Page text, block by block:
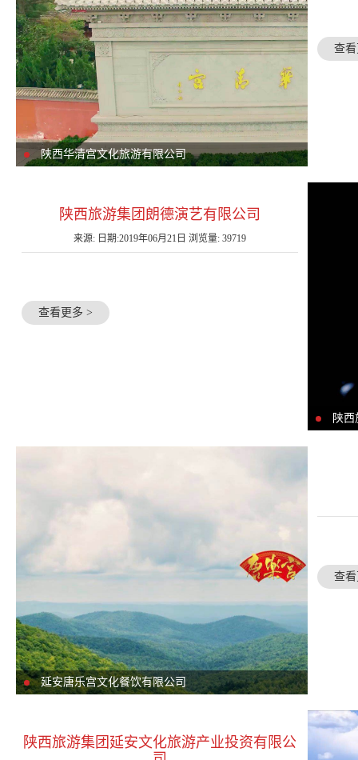
陕西华清宫文化旅游有限公司
查
陕
陕西旅游集团朗德演艺有限公司
来源: 日期:2019年06月21日 浏览量: 39719
查看更多 >
延安唐乐宫文化餐饮有限公司
查
陕西旅游集团延安文化旅游产业投资有限公